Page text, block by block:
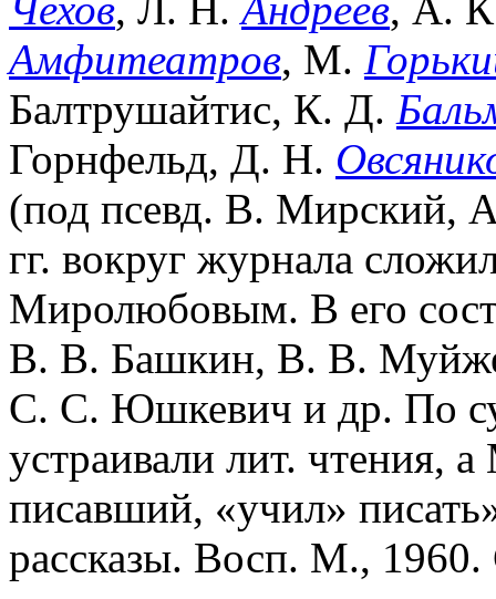
Амфитеатров, М.
Балтрушайтис, К. Д.
Горнфельд, Д. Н.
(под псевд. В. Мирский,
гг. вокруг журнала
Миролюбовым. В его
В. В. Башкин, В. В.
С. С. Юшкевич и др. По
устраивали лит. чтения,
писавший, «учил»
рассказы. Восп. М.,